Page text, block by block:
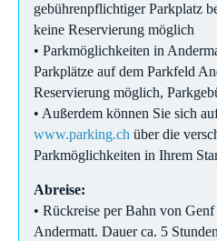
gebührenpflichtiger Parkplatz
keine Reservierung möglich
• Parkmöglichkeiten in
Parkplätze auf dem Parkfeld
Reservierung möglich,
• Außerdem können Sie sich
www.parking.ch über die
Parkmöglichkeiten in Ihrem
Abreise:
• Rückreise per Bahn von
Andermatt. Dauer ca. 5